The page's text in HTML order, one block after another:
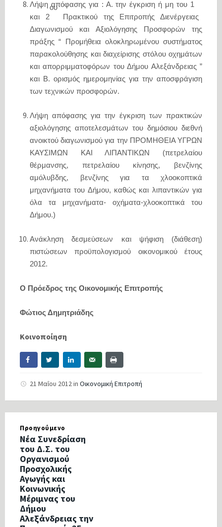
Λήψη απόφασης για : Α. την έγκριση ή μη του 1
και 2
ου
Πρακτικού της Επιτροπής Διενέργειας
Διαγωνισμού και Αξιολόγησης Προσφορών της
πράξης “ Προμήθεια ολοκληρωμένου συστήματος
παρακολούθησης και διαχείρισης στόλου οχημάτων
και απορριμματοφόρων του Δήμου Αλεξάνδρειας ”
και Β. ορισμός ημερομηνίας για την αποσφράγιση
των τεχνικών προσφορών.
Λήψη απόφασης για την έγκριση των πρακτικών
αξιολόγησης αποτελεσμάτων του δημόσιου διεθνή
ανοικτού διαγωνισμού για την ΠΡΟΜΗΘΕΙΑ ΥΓΡΩΝ
ΚΑΥΣΙΜΩΝ ΚΑΙ ΛΙΠΑΝΤΙΚΩΝ (πετρελαίου
θέρμανσης, πετρελαίου κίνησης, βενζίνης
αμόλυβδης, βενζίνης για τα χλοοκοπτικά
μηχανήματα του Δήμου, καθώς και λιπαντικών για
όλα τα μηχανήματα- οχήματα-χλοοκοπτικά του
Δήμου.)
Ανάκληση δεσμεύσεων και ψήφιση (διάθεση)
πιστώσεων προϋπολογισμού οικονομικού έτους
2012.
Ο Πρόεδρος της Οικονομικής Επιτροπής
Φώτιος Δημητριάδης
Κοινοποίηση
21 Μαΐου 2012in Οικονομική Επιτροπή
Προηγούμενο
Νέα Συνεδρίαση
του Δ.Σ. του
Οργανισμού
Προσχολικής
Αγωγής και
Κοινωνικής
Μέριμνας του
Δήμου
Αλεξάνδρειας την